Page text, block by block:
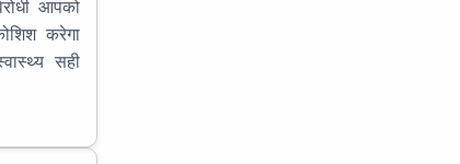
आपको
करेगा
सही